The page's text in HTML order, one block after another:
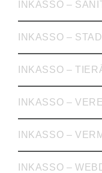
INKASSO –
INKASSO –
INKASSO –
INKASSO –
INKASSO –
INKASSO –